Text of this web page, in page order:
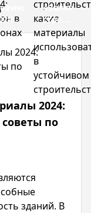
«Зеленое
какие
2024:
по
зданий. В